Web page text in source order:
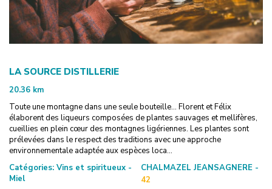
LA SOURCE DISTILLERIE
20.36 km
Toute une montagne dans une seule bouteille... Florent et Félix
élaborent des liqueurs composées de plantes sauvages et mellifères,
cueillies en plein cœur des montagnes ligériennes. Les plantes sont
prélevées dans le respect des traditions avec une approche
environnementale adaptée aux espèces loca...
Catégories: Vins et spiritueux -
Miel
CHALMAZEL JEANSAGNERE -
42